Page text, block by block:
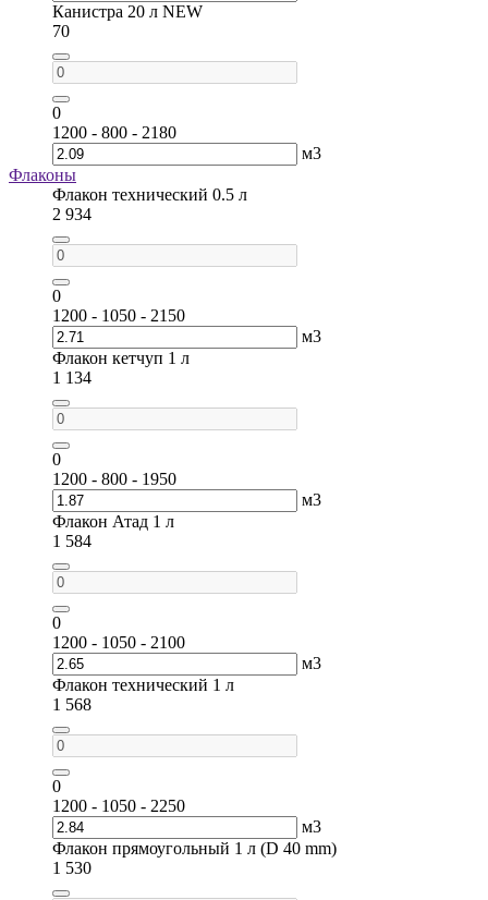
Канистра 20 л NEW
70
0
1200 - 800 - 2180
м3
Флаконы
Флакон технический 0.5 л
2 934
0
1200 - 1050 - 2150
м3
Флакон кетчуп 1 л
1 134
0
1200 - 800 - 1950
м3
Флакон Атад 1 л
1 584
0
1200 - 1050 - 2100
м3
Флакон технический 1 л
1 568
0
1200 - 1050 - 2250
м3
Флакон прямоугольный 1 л (D 40 mm)
1 530